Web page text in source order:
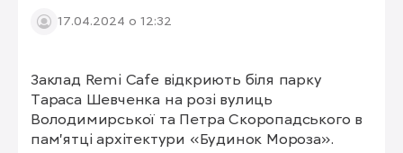
17.04.2024 о 12:32
Заклад Remi Cafe відкриють біля парку
Тараса Шевченка на розі вулиць
Володимирської та Петра Скоропадського в
пам’ятці архітектури «Будинок Мороза».